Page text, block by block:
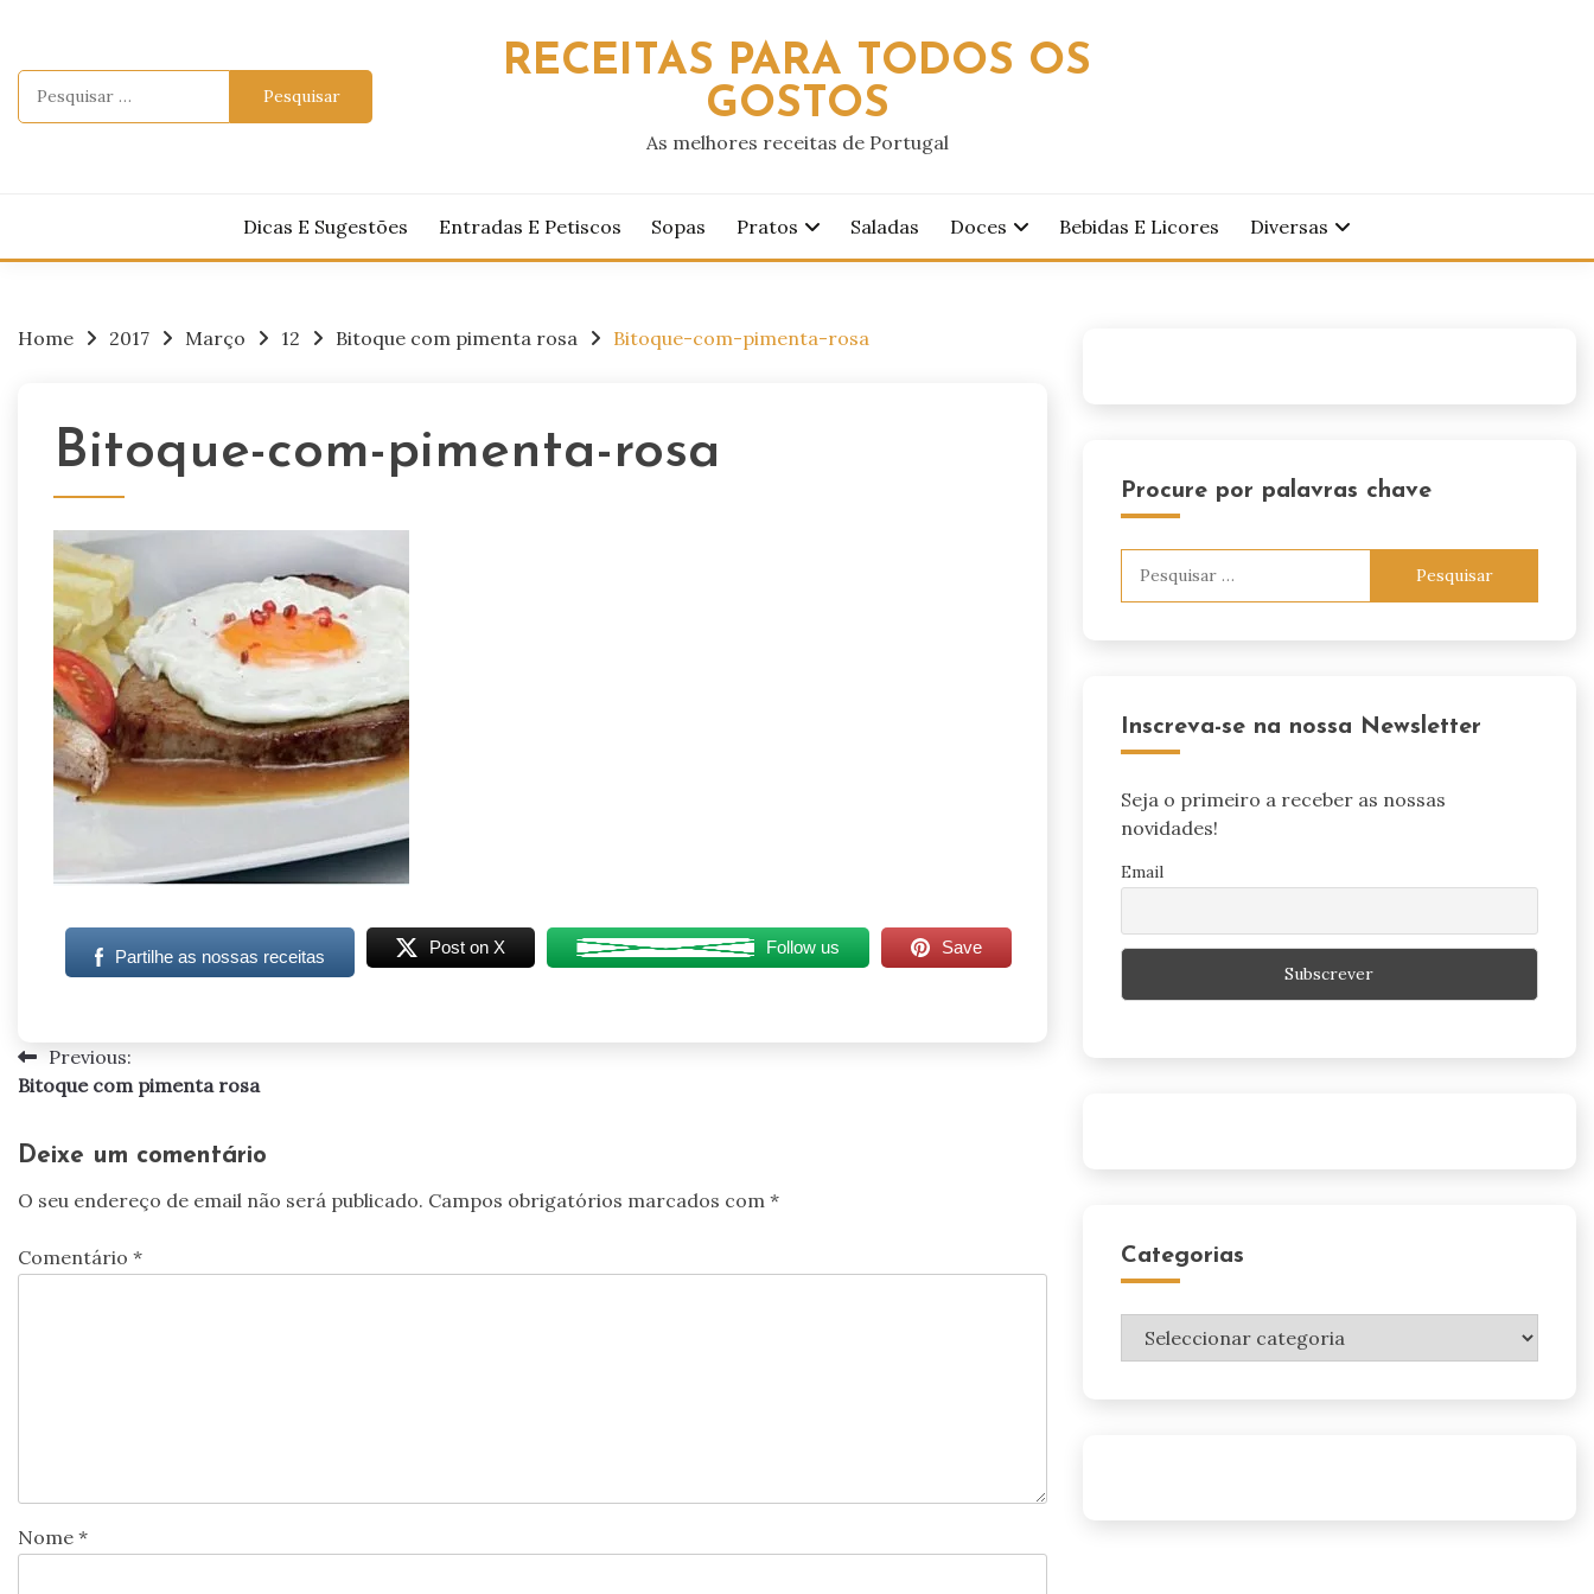
content
RECEITAS PARA TODOS OS
GOSTOS
As melhores receitas de Portugal
Dicas E Sugestões Entradas E Petiscos Sopas Pratos Saladas Doces Bebidas E Licores Diversas
Home 2017 Março 12 Bitoque com pimenta rosa Bitoque-com-pimenta-rosa
Bitoque-com-pimenta-rosa
Partilhe as nossas receitas Post on X Follow us Save
Navegação
artigos
Previous:
Bitoque com pimenta rosa
Deixe um comentário
O seu endereço de email não será publicado. Campos obrigatórios marcados com *
Comentário *
Nome *
Procure por palavras chave
Inscreva-se na nossa Newsletter
Seja o primeiro a receber as nossas
novidades!
Email
Categorias
Categorias